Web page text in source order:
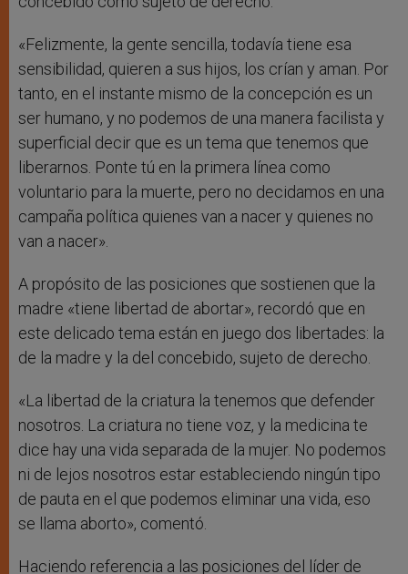
«Felizmente, la gente sencilla, todavía tiene esa
sensibilidad, quieren a sus hijos, los crían y aman. Por
tanto, en el instante mismo de la concepción es un
ser humano, y no podemos de una manera facilista y
superficial decir que es un tema que tenemos que
liberarnos. Ponte tú en la primera línea como
voluntario para la muerte, pero no decidamos en una
campaña política quienes van a nacer y quienes no
van a nacer».
A propósito de las posiciones que sostienen que la
madre «tiene libertad de abortar», recordó que en
este delicado tema están en juego dos libertades: la
de la madre y la del concebido, sujeto de derecho.
«La libertad de la criatura la tenemos que defender
nosotros. La criatura no tiene voz, y la medicina te
dice hay una vida separada de la mujer. No podemos
ni de lejos nosotros estar estableciendo ningún tipo
de pauta en el que podemos eliminar una vida, eso
se llama aborto», comentó.
Haciendo referencia a las posiciones del líder de